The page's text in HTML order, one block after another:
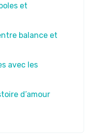
et
balance et
avec les
d’amour